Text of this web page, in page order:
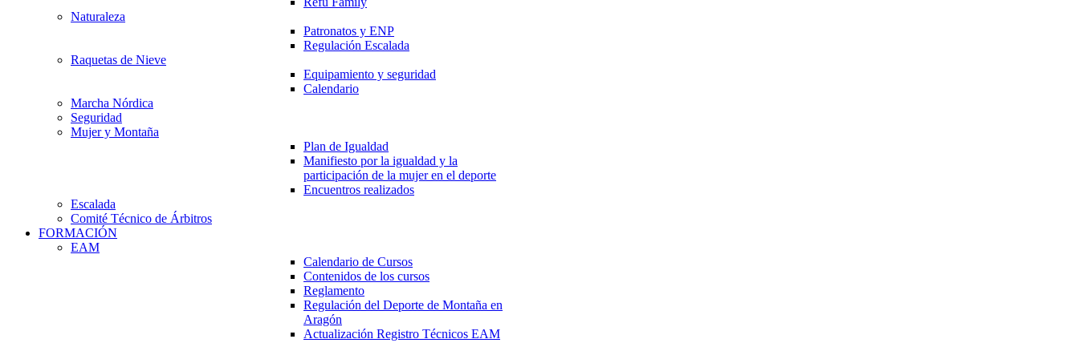
Naturaleza
Patronatos y ENP
Regulación Escalada
Raquetas de Nieve
Equipamiento y seguridad
Calendario
Marcha Nórdica
Seguridad
Mujer y Montaña
Plan de Igualdad
Manifiesto por la igualdad y la
participación de la mujer en el deporte
Encuentros realizados
Escalada
Comité Técnico de Árbitros
FORMACIÓN
EAM
Calendario de Cursos
Contenidos de los cursos
Reglamento
Regulación del Deporte de Montaña en
Aragón
Actualización Registro Técnicos EAM